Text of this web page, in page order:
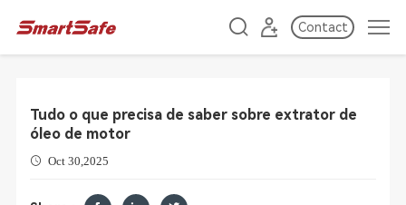
Contact
Tudo o que precisa de saber sobre extrator de
óleo de motor
Oct 30,2025